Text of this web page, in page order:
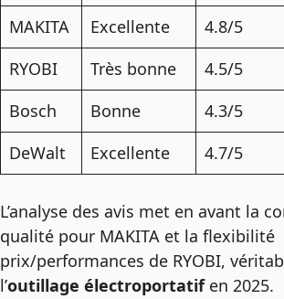
MAKITA
Excellente 4.8/5
RYOBI
Très bonne 4.5/5
Bosch
Bonne 4.3/5
DeWalt
Excellente 4.7/5
L’analyse des avis met en avant la
qualité pour MAKITA et la flexibilité
prix/performances de RYOBI,
l’outillage électroportatifen 2025.